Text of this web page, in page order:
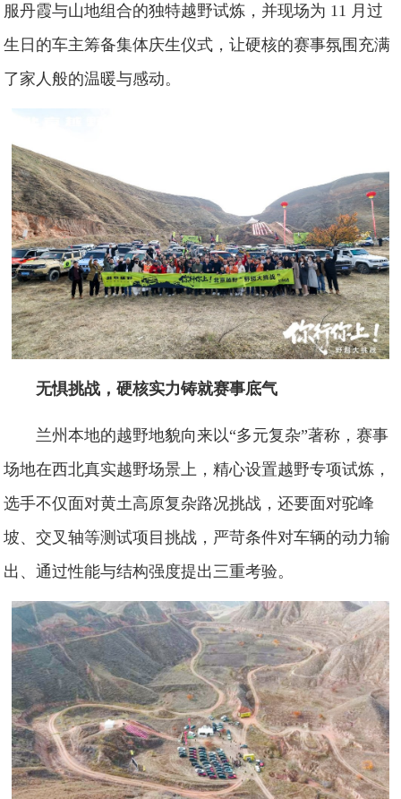
服丹霞与山地组合的独特越野试炼，并现场为 11 月过
生日的车主筹备集体庆生仪式，让硬核的赛事氛围充满
了家人般的温暖与感动。
无惧挑战，硬核实力铸就赛事底气
兰州本地的越野地貌向来以“多元复杂”著称，赛事
场地在西北真实越野场景上，精心设置越野专项试炼，
选手不仅面对黄土高原复杂路况挑战，还要面对驼峰
坡、交叉轴等测试项目挑战，严苛条件对车辆的动力输
出、通过性能与结构强度提出三重考验。